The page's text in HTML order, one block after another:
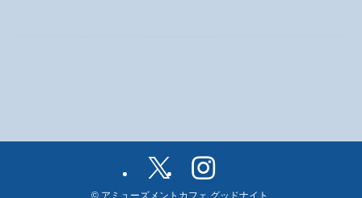
© アミューズメントカフェ グッドナイト.